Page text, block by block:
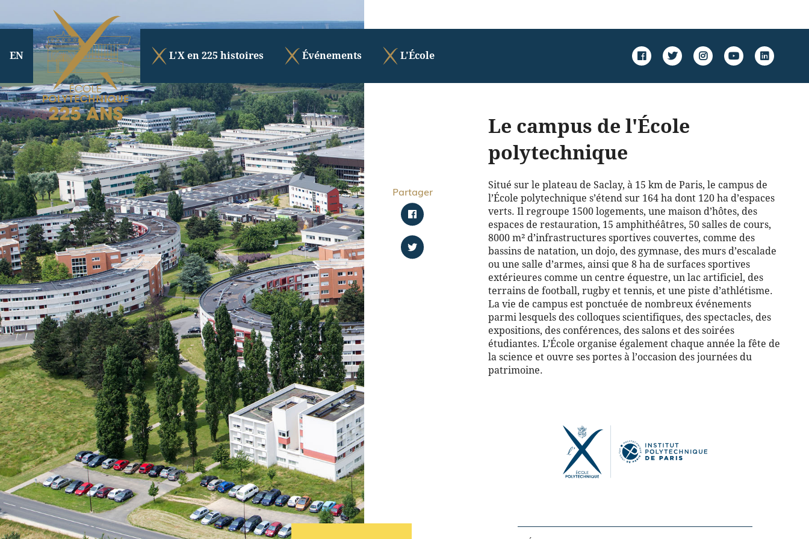
EN L'X en 225 histoires Événements L'École
Partager
Le campus de l'École
polytechnique
Situé sur le plateau de Saclay, à 15 km de Paris, le campus de
l’École polytechnique s’étend sur 164 ha dont 120 ha d’espaces
verts. Il regroupe 1500 logements, une maison d’hôtes, des
espaces de restauration, 15 amphithéâtres, 50 salles de cours,
8000 m² d’infrastructures sportives couvertes, comme des
bassins de natation, un dojo, des gymnase, des murs d’escalade
ou une salle d’armes, ainsi que 8 ha de surfaces sportives
extérieures comme un centre équestre, un lac artificiel, des
terrains de football, rugby et tennis, et une piste d’athlétisme.
La vie de campus est ponctuée de nombreux événements
parmi lesquels des colloques scientifiques, des spectacles, des
expositions, des conférences, des salons et des soirées
étudiantes. L’École organise également chaque année la fête de
la science et ouvre ses portes à l’occasion des journées du
patrimoine.